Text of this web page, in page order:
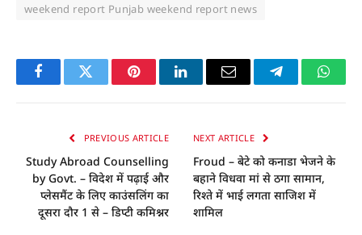
weekend report Punjab weekend report news
FacebookTwitter PinterestLinkedInEmail Telegram
PREVIOUS ARTICLE
Study Abroad Counselling
by Govt. – विदेश में पढ़ाई और
प्लेसमैंट के लिए काउंसलिंग का
दूसरा दौर 1 से – डिप्टी कमिश्नर
NEXT ARTICLE
Froud – बेटे को कनाडा भेजने के
बहाने विधवा मां से ठगा सामान,
रिश्ते में भाई लगता साजिश में
शामिल